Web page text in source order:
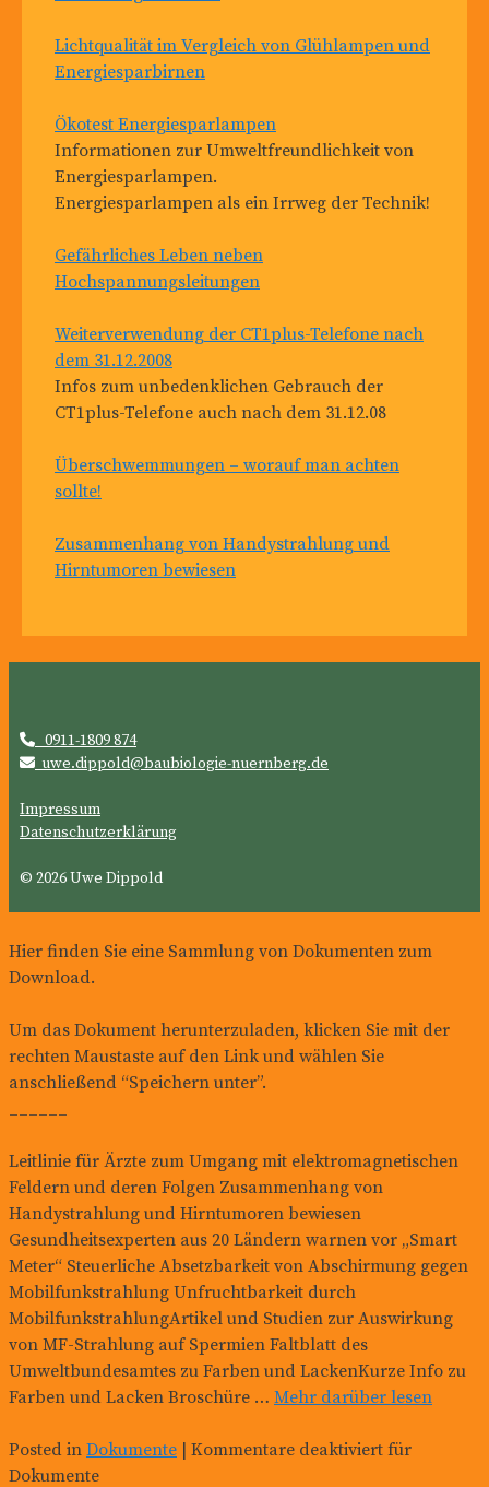
Lichtqualität im Vergleich von Glühlampen und
Energiesparbirnen
Ökotest Energiesparlampen
Informationen zur Umweltfreundlichkeit von
Energiesparlampen.
Energiesparlampen als ein Irrweg der Technik!
Gefährliches Leben neben
Hochspannungsleitungen
Weiterverwendung der CT1plus-Telefone nach
dem 31.12.2008
Infos zum unbedenklichen Gebrauch der
CT1plus-Telefone auch nach dem 31.12.08
Überschwemmungen – worauf man achten
sollte!
Zusammenhang von Handystrahlung und
Hirntumoren bewiesen
 0911-1809 874
 uwe.dippold@baubiologie-nuernberg.de
Impressum
Datenschutzerklärung
© 2026 Uwe Dippold
Hier finden Sie eine Sammlung von Dokumenten zum
Download.
Um das Dokument herunterzuladen, klicken Sie mit der
rechten Maustaste auf den Link und wählen Sie
anschließend “Speichern unter”.
______
Leitlinie für Ärzte zum Umgang mit elektromagnetischen
Feldern und deren Folgen Zusammenhang von
Handystrahlung und Hirntumoren bewiesen
Gesundheitsexperten aus 20 Ländern warnen vor „Smart
Meter“ Steuerliche Absetzbarkeit von Abschirmung gegen
Mobilfunkstrahlung Unfruchtbarkeit durch
MobilfunkstrahlungArtikel und Studien zur Auswirkung
von MF-Strahlung auf Spermien Faltblatt des
Umweltbundesamtes zu Farben und LackenKurze Info zu
Farben und Lacken Broschüre … Mehr darüber lesen
Posted in Dokumente Kommentare deaktiviert für
Dokumente